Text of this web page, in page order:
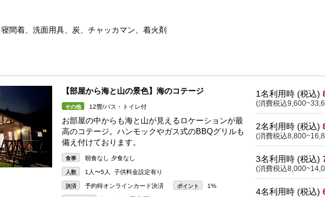
間着、洗面用具、炭、チャッカマン、着火剤
【部屋から海と山の景色】海のコテージ
その他 12畳/バス・トイレ付
お部屋の中からも海と山が見えるロケーションが最
高のコテージ。ハンモックやガス式のBBQグリルも
備え付けております。
食事 朝食なし 夕食なし
人数 1人〜5人 子供料金設定有り
決済 予約時オンラインカード決済 ポイント 1%
1名利用時 (税込)
(消費税込
2名利用時 (税込)
(消費税込
3名利用時 (税込)
(消費税込
4名利用時 (税込)